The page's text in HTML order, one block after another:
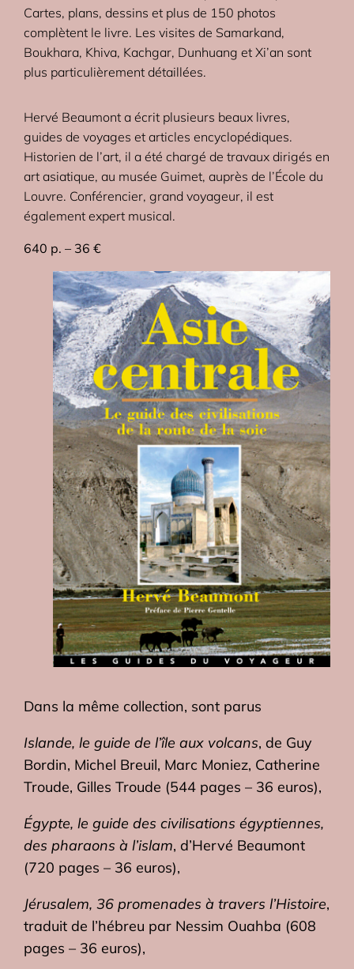
Cartes, plans, dessins et plus de 150 photos
complètent le livre. Les visites de Samarkand,
Boukhara, Khiva, Kachgar, Dunhuang et Xi’an sont
plus particulièrement détaillées.
Hervé Beaumont a écrit plusieurs beaux livres,
guides de voyages et articles encyclopédiques.
Historien de l’art, il a été chargé de travaux dirigés en
art asiatique, au musée Guimet, auprès de l’École du
Louvre. Conférencier, grand voyageur, il est
également expert musical.
640 p. – 36 €
Dans la même collection, sont parus
Islande, le guide de l’île aux volcans, de Guy
Bordin, Michel Breuil, Marc Moniez, Catherine
Troude, Gilles Troude (544 pages – 36 euros),
Égypte, le guide des civilisations égyptiennes,
des pharaons à l’islam, d’Hervé Beaumont
(720 pages – 36 euros),
Jérusalem, 36 promenades à travers l’Histoire,
traduit de l’hébreu par Nessim Ouahba (608
pages – 36 euros),